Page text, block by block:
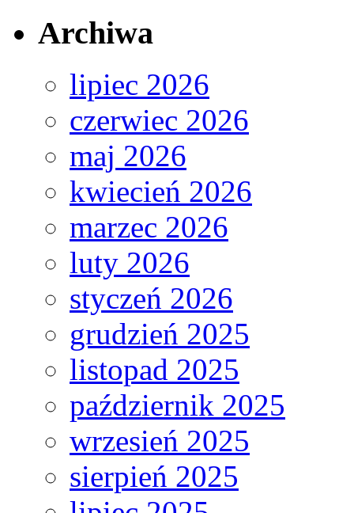
Archiwa
lipiec 2026
czerwiec 2026
maj 2026
kwiecień 2026
marzec 2026
luty 2026
styczeń 2026
grudzień 2025
listopad 2025
październik 2025
wrzesień 2025
sierpień 2025